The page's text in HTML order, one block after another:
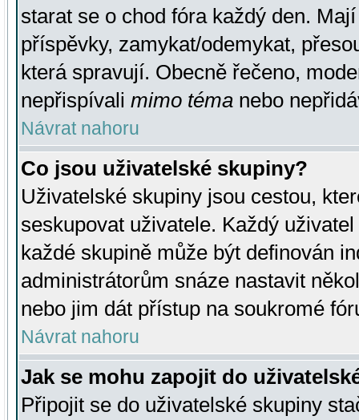
starat se o chod fóra každý den.
příspěvky, zamykat/odemykat,
která spravují. Obecně řečeno,
nepřispívali mimo téma nebo
Návrat nahoru
Co jsou uživatelské skupiny?
Uživatelské skupiny jsou cestou,
seskupovat uživatele. Každý
každé skupině může být definován
administrátorům snáze nastavit
nebo jim dát přístup na soukromé
Návrat nahoru
Jak se mohu zapojit do
Připojit se do uživatelské skupiny